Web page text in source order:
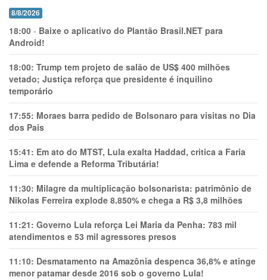
8/8/2026
18:00 - Baixe o aplicativo do Plantão Brasil.NET para
Android!
18:00: Trump tem projeto de salão de US$ 400 milhões
vetado; Justiça reforça que presidente é inquilino
temporário
17:55: Moraes barra pedido de Bolsonaro para visitas no Dia
dos Pais
15:41: Em ato do MTST, Lula exalta Haddad, critica a Faria
Lima e defende a Reforma Tributária!
11:30: Milagre da multiplicação bolsonarista: patrimônio de
Nikolas Ferreira explode 8.850% e chega a R$ 3,8 milhões
11:21: Governo Lula reforça Lei Maria da Penha: 783 mil
atendimentos e 53 mil agressores presos
11:10: Desmatamento na Amazônia despenca 36,8% e atinge
menor patamar desde 2016 sob o governo Lula!